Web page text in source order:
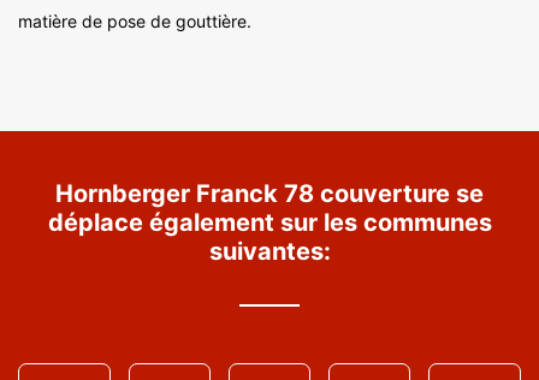
matière de pose de gouttière.
Hornberger Franck 78 couverture se
déplace également sur les communes
suivantes: